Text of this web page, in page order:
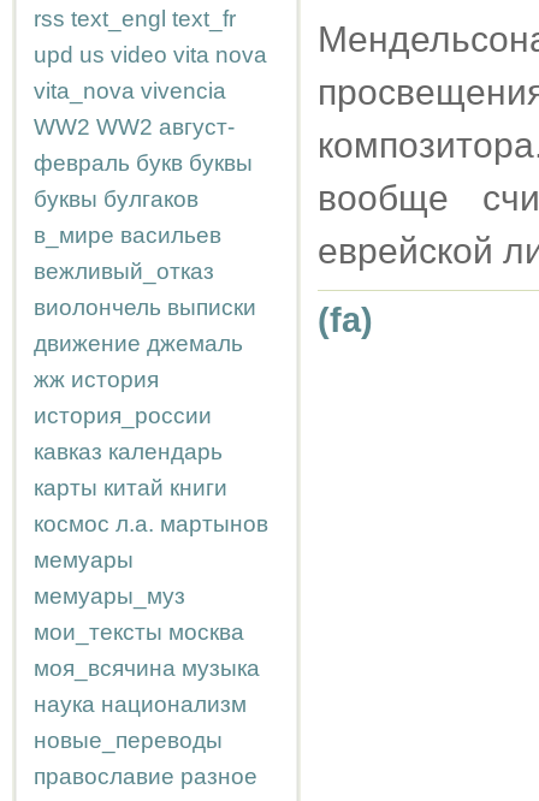
rss text_engl text_fr
upd us video vita nova
vita_nova vivencia
WW2 WW2 август-
февраль букв буквы
буквы булгаков
в_мире васильев
вежливый_отказ
виолончель выписки
движение джемаль
жж история
история_россии
кавказ календарь
карты китай книги
космос л.а. мартынов
мемуары
мемуары_муз
мои_тексты москва
моя_всячина музыка
наука национализм
новые_переводы
православие разное
вообще
еврейской
(fa)